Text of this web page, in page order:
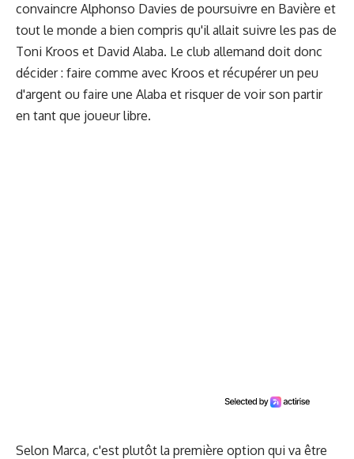
convaincre Alphonso Davies de poursuivre en Bavière et
tout le monde a bien compris qu'il allait suivre les pas de
Toni Kroos et David Alaba. Le club allemand doit donc
décider : faire comme avec Kroos et récupérer un peu
d'argent ou faire une Alaba et risquer de voir son partir
en tant que joueur libre.
Selon Marca, c'est plutôt la première option qui va être